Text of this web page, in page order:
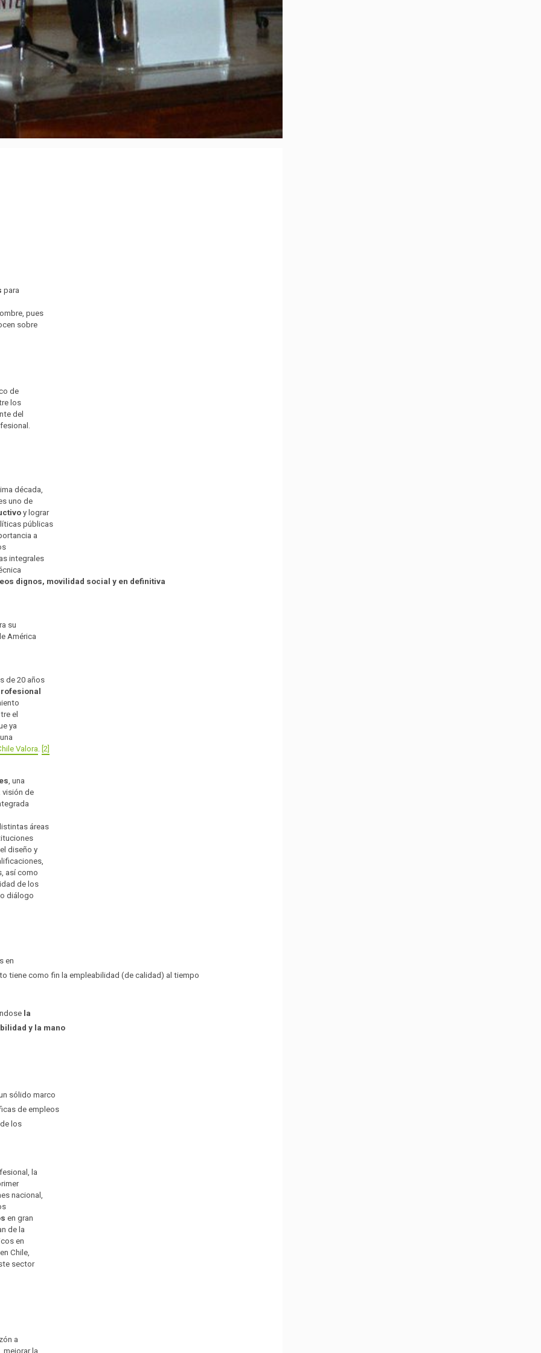
para
pues
sobre
de
los
del
década,
uno de
y lograr
públicas
a
integrales
dignos, movilidad social y en definitiva
su
América
de 20 años
el
ya
Valora. [2]
, una
visión de
áreas
diseño y
así como
de los
diálogo
en
tiene como fin la empleabilidad (de calidad) al tiempo
la
y la mano
sólido marco
de empleos
los
la
nacional,
en gran
de la
en
Chile,
sector
a
mejorar la